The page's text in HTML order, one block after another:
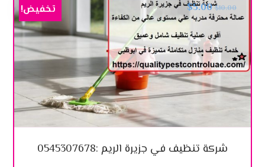
شركة تنظيف في جزيرة الريم :0545307678
$10.00
$5.00 تخفيض!